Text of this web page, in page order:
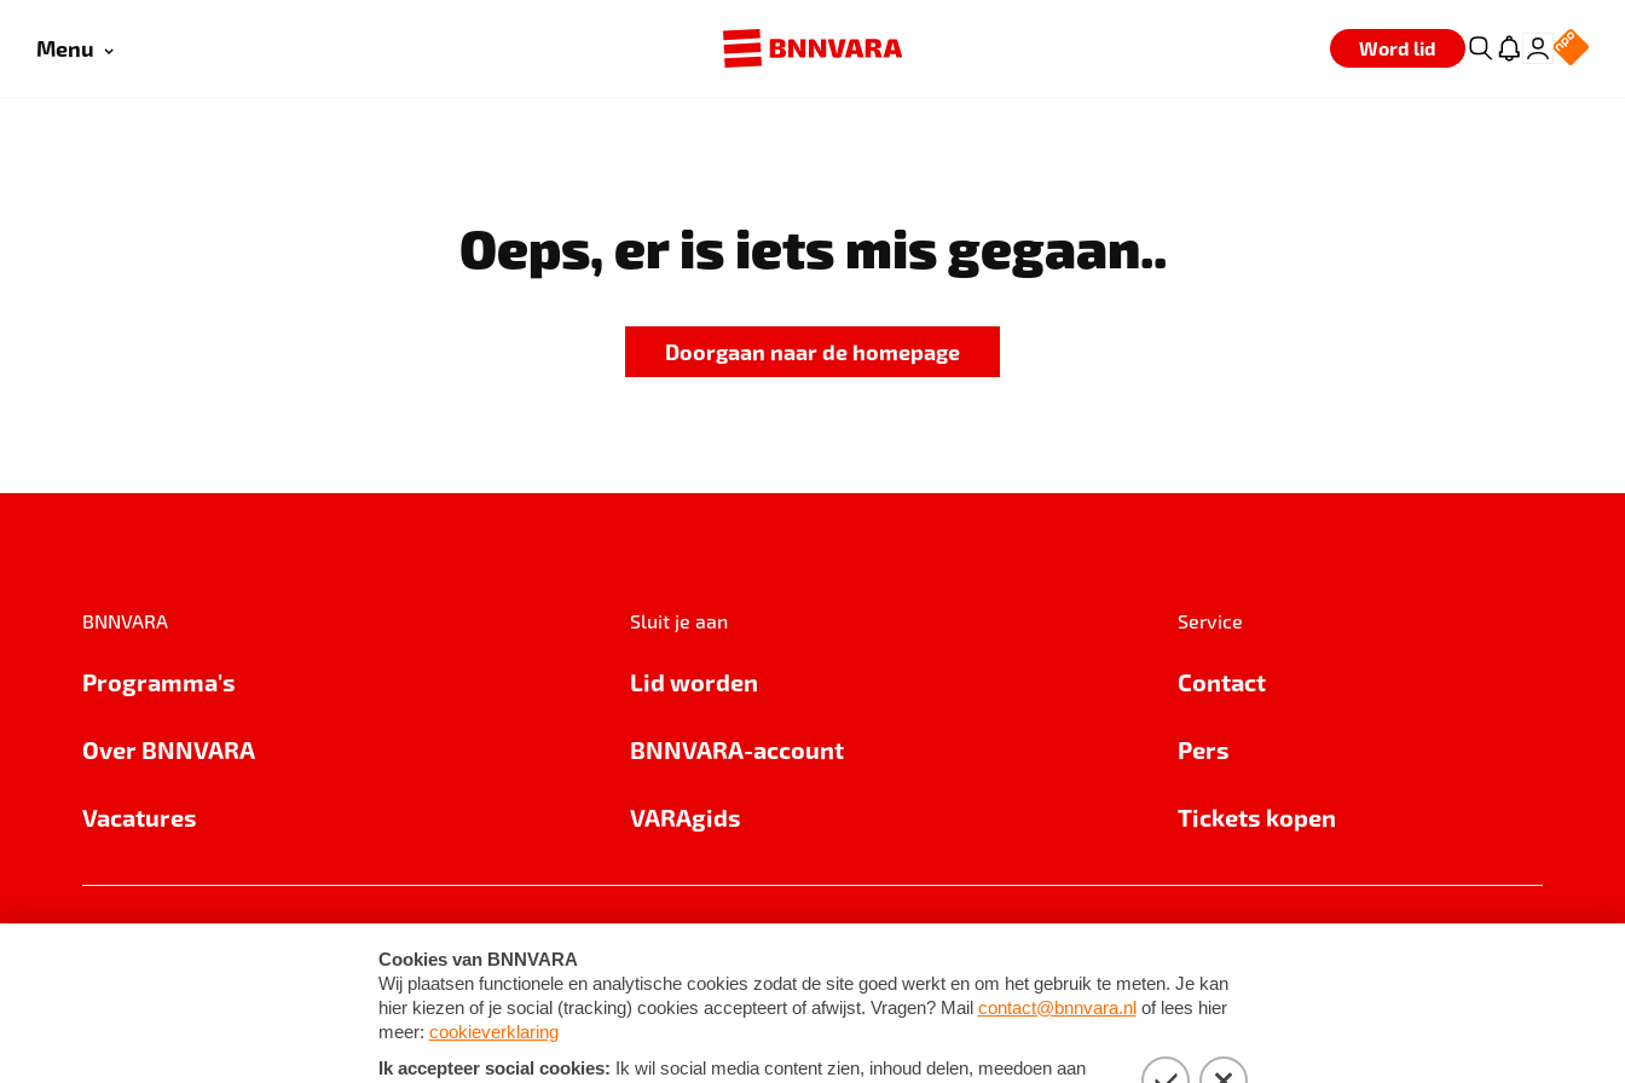
Menu Word lid
Oeps, er is iets mis gegaan..
Doorgaan naar de homepage
BNNVARA
Programma's
Over BNNVARA
Vacatures
Sluit je aan
Lid worden
BNNVARA-account
VARAgids
Service
Contact
Pers
Tickets kopen
Cookie-instellingen Algemene voorwaarden ©2026BNNVARA